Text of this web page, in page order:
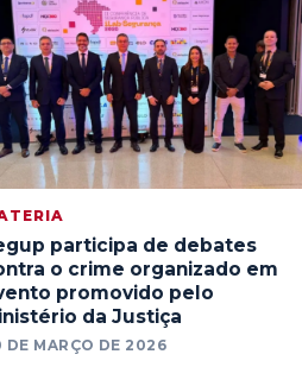
participa de debates
o crime organizado em
promovido pelo
da Justiça
DE MARÇO DE 2026